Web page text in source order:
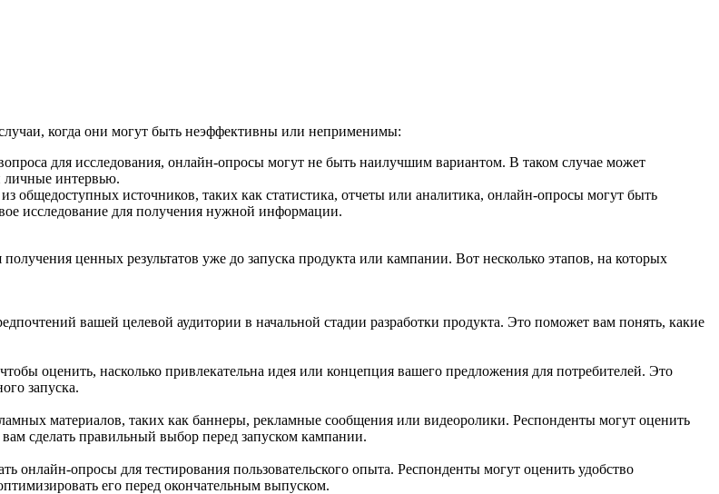
когда они могут быть неэффективны или неприменимы:
для исследования, онлайн-опросы могут не быть наилучшим вариантом. В таком случае может
личные интервью.
общедоступных источников, таких как статистика, отчеты или аналитика, онлайн-опросы могут быть
исследование для получения нужной информации.
ценных результатов уже до запуска продукта или кампании. Вот несколько этапов, на которых
вашей целевой аудитории в начальной стадии разработки продукта. Это поможет вам понять, какие
оценить, насколько привлекательна идея или концепция вашего предложения для потребителей. Это
запуска.
материалов, таких как баннеры, рекламные сообщения или видеоролики. Респонденты могут оценить
сделать правильный выбор перед запуском кампании.
онлайн-опросы для тестирования пользовательского опыта. Респонденты могут оценить удобство
его перед окончательным выпуском.